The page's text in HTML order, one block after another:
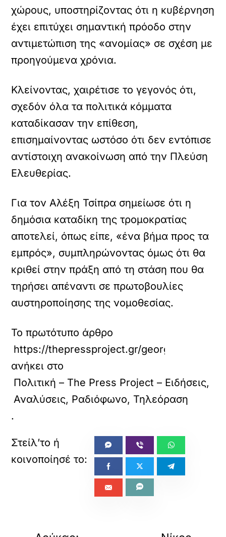
χώρους, υποστηρίζοντας ότι η κυβέρνηση
έχει επιτύχει σημαντική πρόοδο στην
αντιμετώπιση της «ανομίας» σε σχέση με
προηγούμενα χρόνια.
Κλείνοντας, χαιρέτισε το γεγονός ότι,
σχεδόν όλα τα πολιτικά κόμματα
καταδίκασαν την επίθεση,
επισημαίνοντας ωστόσο ότι δεν εντόπισε
αντίστοιχη ανακοίνωση από την Πλεύση
Ελευθερίας.
Για τον Αλέξη Τσίπρα σημείωσε ότι η
δημόσια καταδίκη της τρομοκρατίας
αποτελεί, όπως είπε, «ένα βήμα προς τα
εμπρός», συμπληρώνοντας όμως ότι θα
κριθεί στην πράξη από τη στάση που θα
τηρήσει απέναντι σε πρωτοβουλίες
αυστηροποίησης της νομοθεσίας.
Το πρωτότυπο άρθρο
https://thepressproject.gr/georgiadis-gia-
ανήκει στο
Πολιτική – The Press Project – Ειδήσεις,
Αναλύσεις, Ραδιόφωνο, Τηλεόραση
.